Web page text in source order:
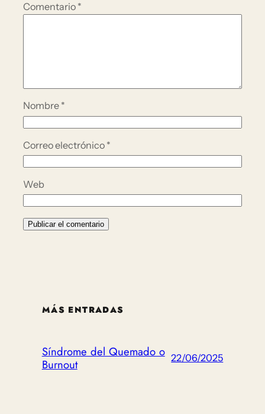
Comentario *
Nombre *
Correo electrónico *
Web
MÁS ENTRADAS
Síndrome del Quemado o
Burnout
22/06/2025